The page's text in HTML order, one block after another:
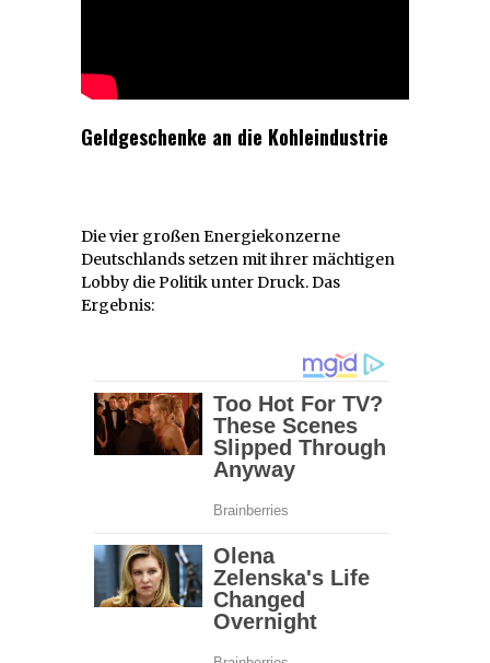
Geldgeschenke an die Kohleindustrie
Die vier großen Energiekonzerne
Deutschlands setzen mit ihrer mächtigen
Lobby die Politik unter Druck. Das
Ergebnis: